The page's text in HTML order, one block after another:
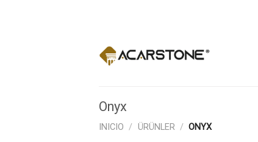
Onyx
INICIO / ÜRÜNLER / ONYX